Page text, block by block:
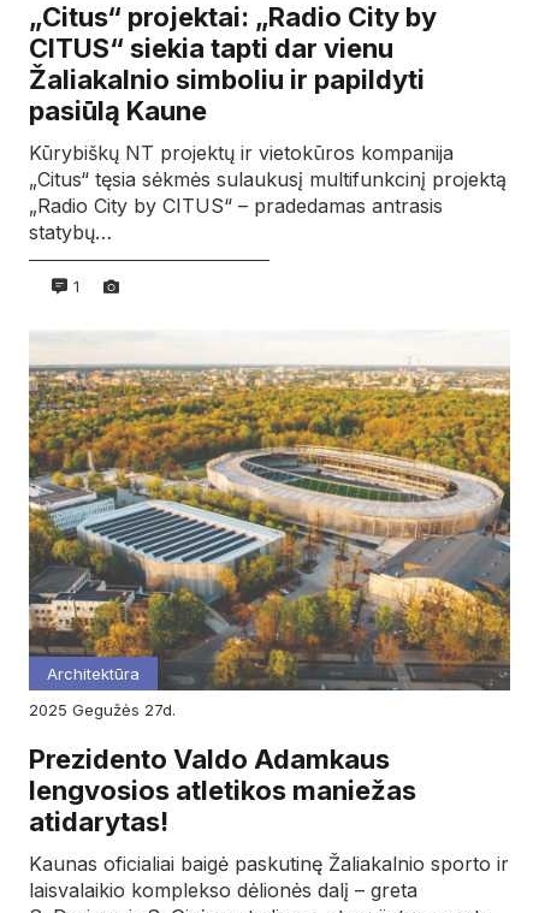
„Citus“ projektai: „Radio City by
CITUS“ siekia tapti dar vienu
Žaliakalnio simboliu ir papildyti
pasiūlą Kaune
Kūrybiškų NT projektų ir vietokūros kompanija
„Citus“ tęsia sėkmės sulaukusį multifunkcinį projektą
„Radio City by CITUS“ – pradedamas antrasis
statybų…
1
Architektūra
2025
gegužės 27d.
Prezidento Valdo Adamkaus
lengvosios atletikos maniežas
atidarytas!
Kaunas oficialiai baigė paskutinę Žaliakalnio sporto ir
laisvalaikio komplekso dėlionės dalį – greta